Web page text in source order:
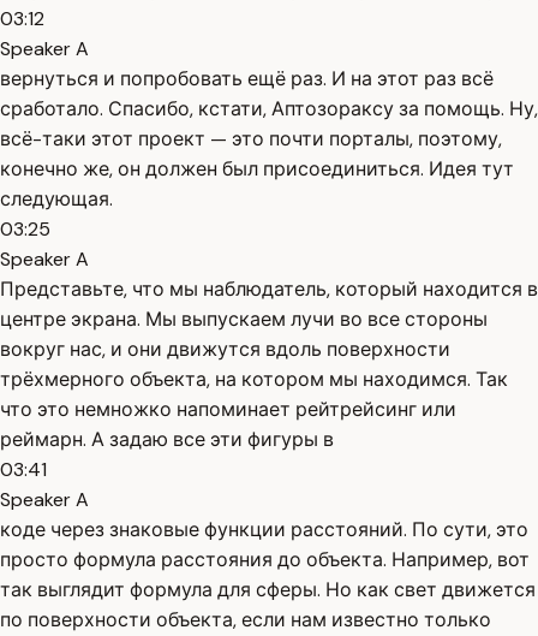
03:12
Speaker A
вернуться и попробовать ещё раз. И на этот раз всё
сработало. Спасибо, кстати, Аптозораксу за помощь. Ну,
всё-таки этот проект — это почти порталы, поэтому,
конечно же, он должен был присоединиться. Идея тут
следующая.
03:25
Speaker A
Представьте, что мы наблюдатель, который находится в
центре экрана. Мы выпускаем лучи во все стороны
вокруг нас, и они движутся вдоль поверхности
трёхмерного объекта, на котором мы находимся. Так
что это немножко напоминает рейтрейсинг или
реймарн. А задаю все эти фигуры в
03:41
Speaker A
коде через знаковые функции расстояний. По сути, это
просто формула расстояния до объекта. Например, вот
так выглядит формула для сферы. Но как свет движется
по поверхности объекта, если нам известно только